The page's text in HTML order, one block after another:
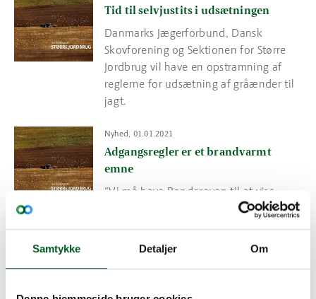
Samtykke Detaljer Om
Tid til selvjustits i udsætningen
Danmarks Jægerforbund, Dansk
Skovforening og Sektionen for Større
Jordbrug vil have en opstramning af
reglerne for udsætning af gråænder til
jagt.
Nyhed, 01.01.2021
Adgangsregler er et brandvarmt
emne
"Vi må have Bonderøven til at vise,
hvor slemt det er for dyrene og
af forslagene til det medlemsmøde om
adgangsregler
Read more about Adgangsregler er et brandvarmt emne
Read more about Landbrugsudspil med vidtrækkende